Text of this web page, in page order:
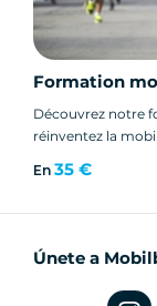
Formation
Découvrez notre
réinventez la
En 35 €
Únete a